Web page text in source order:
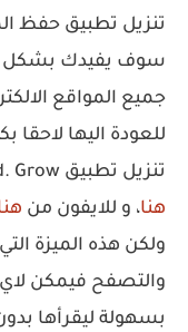
تنزيل تطبيق حفظ
سوف يفيدك بشكل
جميع المواقع
للعودة اليها
تنزيل تطبيق Pocket: Save. Read. Grow. للاندرويد من
هنا، و للايفون من
ولكن هذه الميزة
والتصفح فيمكن
بسهولة ليقرأها